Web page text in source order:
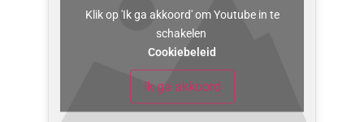
Klik op 'Ik ga akkoord' om Youtube in te
schakelen
Cookiebeleid
Ik ga akkoord